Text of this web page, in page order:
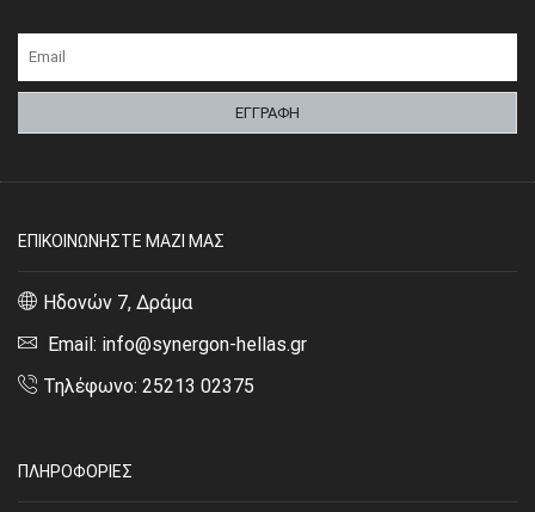
ΕΠΙΚΟΙΝΩΝΗΣΤΕ ΜΑΖΙ ΜΑΣ
Ηδονών 7, Δράμα
Email: info@synergon-hellas.gr
Τηλέφωνο: 25213 02375
ΠΛΗΡΟΦΟΡΙΕΣ